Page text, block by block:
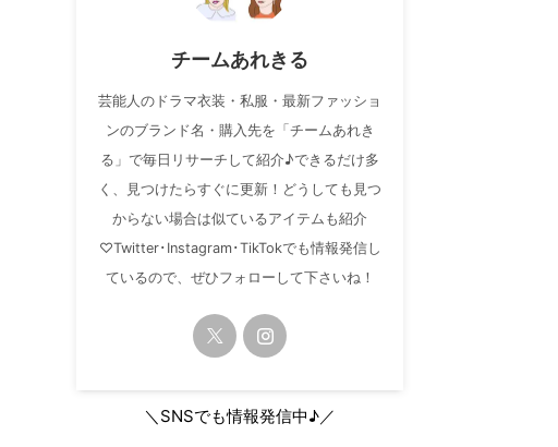
チームあれきる
芸能人のドラマ衣装・私服・最新ファッショ
ンのブランド名・購入先を「チームあれき
る」で毎日リサーチして紹介♪できるだけ多
く、見つけたらすぐに更新！どうしても見つ
からない場合は似ているアイテムも紹介
♡Twitter･Instagram･TikTokでも情報発信し
ているので、ぜひフォローして下さいね！
＼SNSでも情報発信中♪／